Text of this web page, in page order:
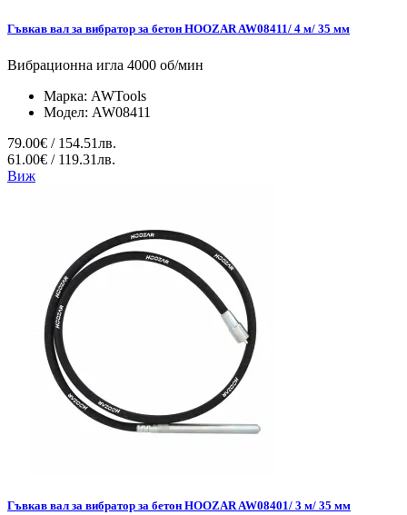
Гъвкав вал за вибратор за бетон HOOZAR AW08411/ 4 м/ 35 мм
Вибрационна игла 4000 об/мин
Марка: AWTools
Модел: AW08411
79.00€ / 154.51лв.
61.00€ / 119.31лв.
Виж
Гъвкав вал за вибратор за бетон HOOZAR AW08401/ 3 м/ 35 мм